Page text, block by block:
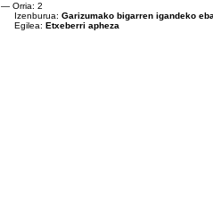
— Orria: 2
Izenburua: Garizumako bigarren igandeko
Egilea: Etxeberri apheza